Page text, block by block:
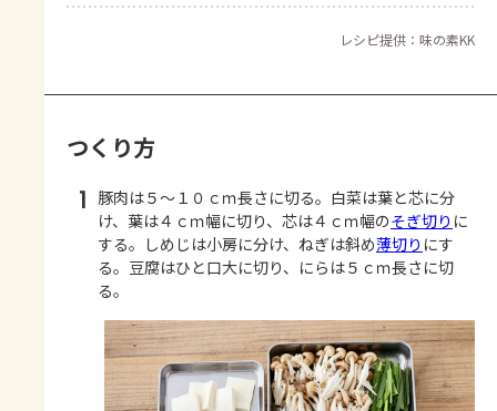
レシピ提供：味の素KK
つくり方
1 豚肉は５～１０ｃｍ長さに切る。白菜は葉と芯に分
け、葉は４ｃｍ幅に切り、芯は４ｃｍ幅のそぎ切り に
する。しめじは小房に分け、ねぎは斜め薄切り にす
る。豆腐はひと口大に切り、にらは５ｃｍ長さに切
る。